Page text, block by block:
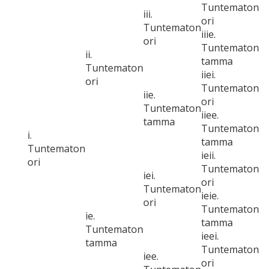
i.
Tuntematon
ori
ii.
Tuntematon
ori
iii.
Tuntematon
ori
Tuntematon
ori
iiie.
Tuntematon
tamma
iie.
Tuntematon
tamma
iiei.
Tuntematon
ori
iiee.
Tuntematon
tamma
ie.
Tuntematon
tamma
iei.
Tuntematon
ori
ieii.
Tuntematon
ori
ieie.
Tuntematon
tamma
iee.
ieei.
Tuntematon
ori